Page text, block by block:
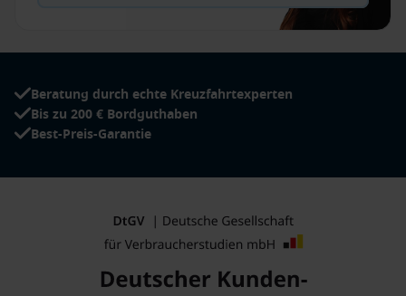
Beratung durch echte Kreuzfahrtexperten
Bis zu 200 € Bordguthaben
Best-Preis-Garantie